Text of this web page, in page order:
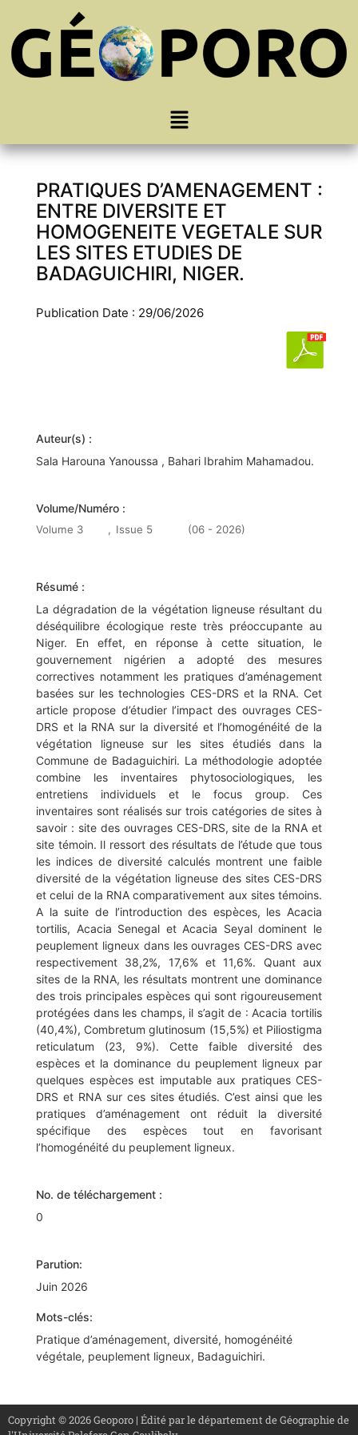
PRATIQUES D’AMENAGEMENT :
ENTRE DIVERSITE ET
HOMOGENEITE VEGETALE SUR
LES SITES ETUDIES DE
BADAGUICHIRI, NIGER.
Publication Date : 29/06/2026
Auteur(s) :
Sala Harouna Yanoussa , Bahari Ibrahim Mahamadou.
Volume/Numéro :
Volume 3 , Issue 5 (06 - 2026)
Résumé :
La dégradation de la végétation ligneuse résultant du
déséquilibre écologique reste très préoccupante au
Niger. En effet, en réponse à cette situation, le
gouvernement nigérien a adopté des mesures
correctives notamment les pratiques d’aménagement
basées sur les technologies CES-DRS et la RNA. Cet
article propose d’étudier l’impact des ouvrages CES-
DRS et la RNA sur la diversité et l’homogénéité de la
végétation ligneuse sur les sites étudiés dans la
Commune de Badaguichiri. La méthodologie adoptée
combine les inventaires phytosociologiques, les
entretiens individuels et le focus group. Ces
inventaires sont réalisés sur trois catégories de sites à
savoir : site des ouvrages CES-DRS, site de la RNA et
site témoin. Il ressort des résultats de l’étude que tous
les indices de diversité calculés montrent une faible
diversité de la végétation ligneuse des sites CES-DRS
et celui de la RNA comparativement aux sites témoins.
A la suite de l’introduction des espèces, les Acacia
tortilis, Acacia Senegal et Acacia Seyal dominent le
peuplement ligneux dans les ouvrages CES-DRS avec
respectivement 38,2%, 17,6% et 11,6%. Quant aux
sites de la RNA, les résultats montrent une dominance
des trois principales espèces qui sont rigoureusement
protégées dans les champs, il s’agit de : Acacia tortilis
(40,4%), Combretum glutinosum (15,5%) et Piliostigma
reticulatum (23, 9%). Cette faible diversité des
espèces et la dominance du peuplement ligneux par
quelques espèces est imputable aux pratiques CES-
DRS et RNA sur ces sites étudiés. C’est ainsi que les
pratiques d’aménagement ont réduit la diversité
spécifique des espèces tout en favorisant
l’homogénéité du peuplement ligneux.
No. de téléchargement :
0
Parution:
Juin 2026
Mots-clés:
Pratique d’aménagement, diversité, homogénéité
végétale, peuplement ligneux, Badaguichiri.
Copyright © 2026 Geoporo | Édité par le département de Géographie de